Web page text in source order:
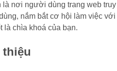
là nơi người dùng trang web
nắm bắt cơ hội làm việc
là chìa khoá của bạn.
thiệu